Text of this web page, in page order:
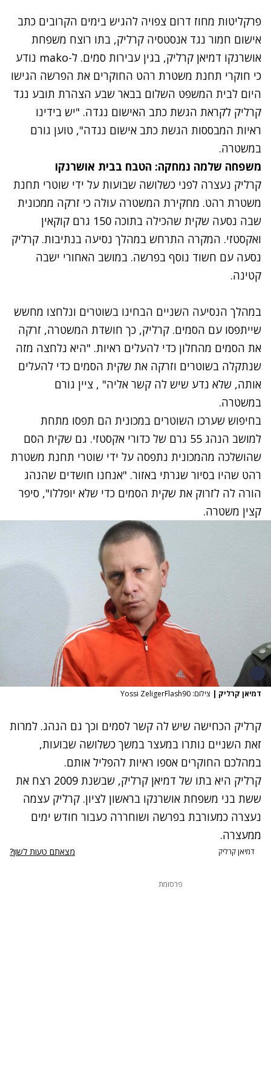
פרקליטות מחוז דרום צפויה להגיש בימים הקרובים כתב
אישום חמור נגד אנסטסיה קרליק, בתו רוצח משפחת
אושרנקו דמיאן קרליק, בגין עבירות סמים. ל-mako נודע
כי חוקרי תחנת משטרת רהט החוקרים את הפרשה הגישו
היום לבית המשפט השלום בבאר שבע הצהרת תובע נגד
קרליק לקראת הגשת כתב האישום נגדה. "יש בידינו
ראיות המבססות הגשת כתב אישום נגדה", טוען גורם
במשטרה.
משפחה שלמה נמחקה: הטבח בבית אושרנקו
קרליק נעצרה לפני כשלושה שבועות על ידי שוטרי תחנת
משטרת רהט. מחקירת המשטרה עולה כי זרקה ממכונית
שבה נסעה שקית שהכילה בתוכה 150 גרם קוקאין
ואקסטזי. המקרה התרחש במהלך נסיעה בנתיבות. קרליק
נסעה עם חשוד נוסף בפרשה. במושב האחורי ישבה
קטינה.
במהלך הנסיעה השניים הבחינו בשוטרים ונלחצו מחשש
שייתפסו עם הסמים. קרליק, כך חושדת המשטרה, זרקה
את הסמים מהחלון כדי להעלים ראיות. "היא נלחצה מזה
שנתקלה בשוטרים וזרקה את שקית הסמים כדי להעלים
אותה, שלא נדע שיש לה קשר אליה" , ציין גורם
במשטרה.
בחיפוש שערכו השוטרים במכונית הם תפסו מתחת
למושב הנהג 55 גרם של כדורי אקסטזי. גם שקית הסם
שהושלכה מהמכונית נתפסה על ידי שוטרי תחנת משטרת
רהט שהיו בסיור שגרתי באזור. "אנחנו חושדים שהנהג
הורה לה לזרוק את שקית הסמים כדי שלא יופללו", סיפר
קצין משטרה.
דמיאן קרליק | צילום: Yossi ZeligerFlash90
קרליק הכחישה שיש לה קשר לסמים וכך גם הנהג. למרות
זאת השניים נותרו במעצר במשך כשלושה שבועות,
במהלכם החוקרים אספו ראיות להפליל אותם.
קרליק היא בתו של דמיאן קרליק, שבשנת 2009 רצח את
ששת בני משפחת אושרנקו בראשון לציון. קרליק עצמה
נעצרה כמעורבת בפרשה ושוחררה כעבור חודש ימים
ממעצרה.
דמיאן קרליק מצאתם טעות לשון?
פרסומת